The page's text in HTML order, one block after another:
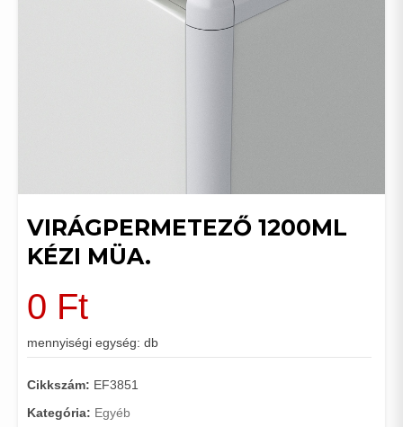
VIRÁGPERMETEZŐ 1200ML
KÉZI MÜA.
0 Ft
mennyiségi egység: db
Cikkszám: EF3851
Kategória: Egyéb